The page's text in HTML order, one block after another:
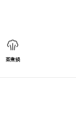
蒸煮鍋